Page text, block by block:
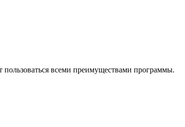
пользоваться всеми преимуществами программы.